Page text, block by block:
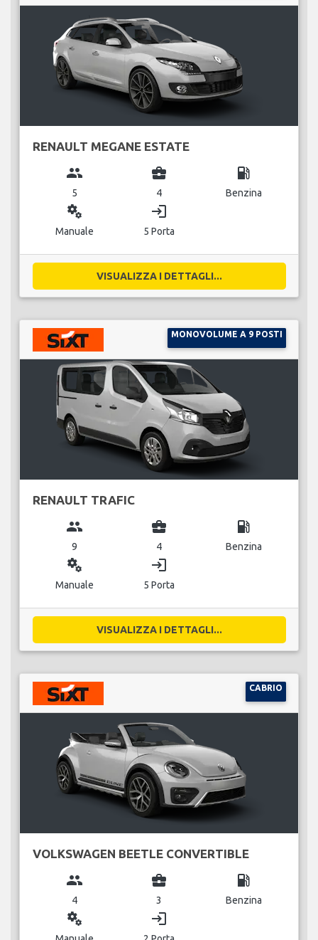
RENAULT MEGANE ESTATE
group
5
business_center
4
local_gas_station
Benzina
miscellaneous_services
Manuale
login
5 Porta
VISUALIZZA I DETTAGLI...
MONOVOLUME A 9 POSTI
RENAULT TRAFIC
group
9
business_center
4
local_gas_station
Benzina
miscellaneous_services
Manuale
login
5 Porta
VISUALIZZA I DETTAGLI...
CABRIO
VOLKSWAGEN BEETLE CONVERTIBLE
group
4
business_center
3
local_gas_station
Benzina
miscellaneous_services login